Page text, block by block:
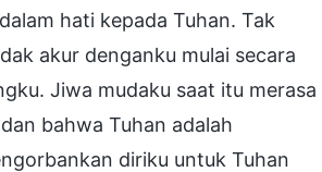
dalam hati kepada Tuhan. Tak
akur denganku mulai secara
Jiwa mudaku saat itu merasa
bahwa Tuhan adalah
diriku untuk Tuhan